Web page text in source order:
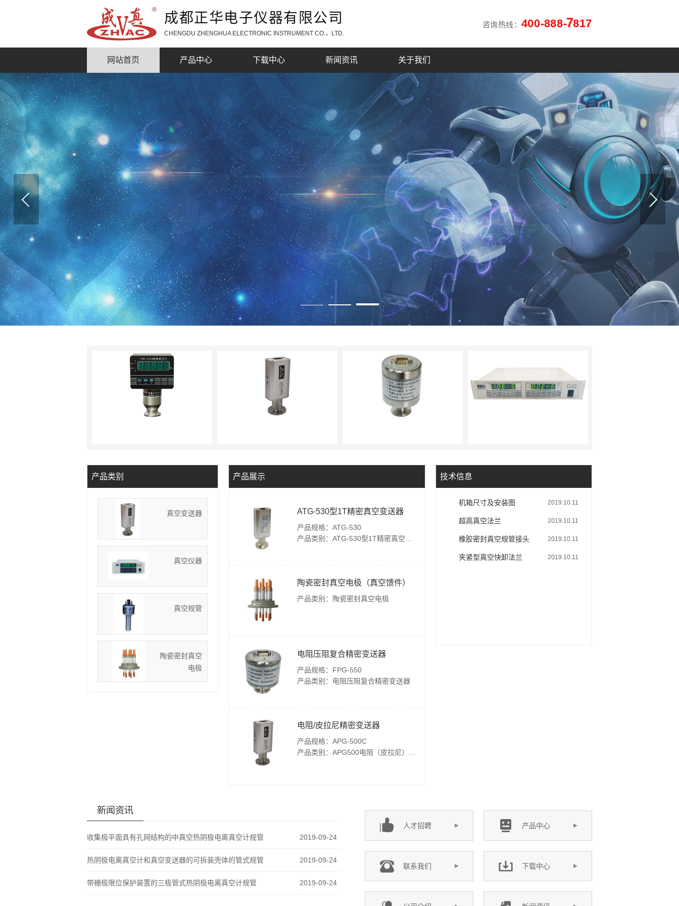
成都正华电子仪器有限公司
CHENGDU ZHENGHUA ELECTRONIC INSTRUMENT CO.，LTD.
咨询热线： 400-888-7817
网站首页 产品中心 下载中心 新闻资讯 关于我们
< >
产品类别
真空变送器
真空仪器
真空规管
陶瓷密封真空
电极
产品展示
ATG-530型1T精密真空变送器
产品规格：ATG-530
陶瓷密封真空电极（真空馈件）
产品类别：陶瓷密封真空电极
电阻压阻复合精密变送器
产品规格：FPG-550
产品类别：电阻压阻复合精密变送器
电阻/皮拉尼精密变送器
产品规格：APG-500C
技术信息
机箱尺寸及安装图 2019.10.11
超高真空法兰 2019.10.11
橡胶密封真空规管接头 2019.10.11
夹紧型真空快卸法兰 2019.10.11
新闻资讯
收集极平面具有孔网结构的中真空热阴极电离真空计规管 2019-09-24
热阴极电离真空计和真空变送器的可拆装壳体的管式规管 2019-09-24
带栅极限位保护装置的三极管式热阴极电离真空计规管 2019-09-24
人才招聘 产品中心
联系我们 下载中心